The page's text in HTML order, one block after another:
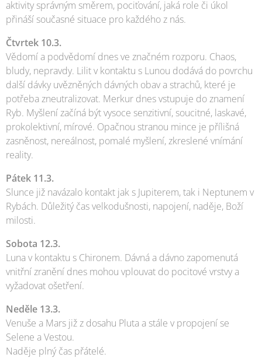
aktivity správným směrem, pociťování, jaká role či úkol
přináší současné situace pro každého z nás.
Čtvrtek 10.3.
Vědomí a podvědomí dnes ve značném rozporu. Chaos,
bludy, nepravdy. Lilit v kontaktu s Lunou dodává do povrchu
další dávky uvězněných dávných obav a strachů, které je
potřeba zneutralizovat. Merkur dnes vstupuje do znamení
Ryb. Myšlení začíná být vysoce senzitivní, soucitné, laskavé,
prokolektivní, mírové. Opačnou stranou mince je přílišná
zasněnost, nereálnost, pomalé myšlení, zkreslené vnímání
reality.
Pátek 11.3.
Slunce již navázalo kontakt jak s Jupiterem, tak i Neptunem v
Rybách. Důležitý čas velkodušnosti, napojení, naděje, Boží
milosti.
Sobota 12.3.
Luna v kontaktu s Chironem. Dávná a dávno zapomenutá
vnitřní zranění dnes mohou vplouvat do pocitové vrstvy a
vyžadovat ošetření.
Neděle 13.3.
Venuše a Mars již z dosahu Pluta a stále v propojení se
Selene a Vestou.
Naděje plný čas přátelé.